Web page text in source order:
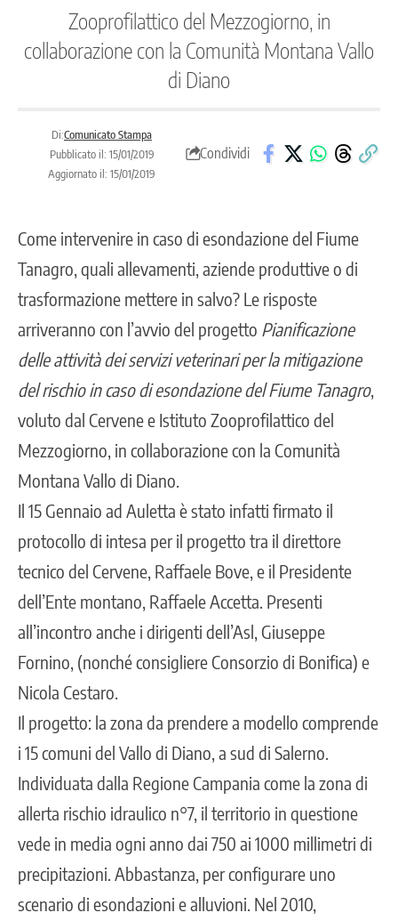
Zooprofilattico del Mezzogiorno, in
collaborazione con la Comunità Montana Vallo
di Diano
Di:Comunicato Stampa
Pubblicato il: 15/01/2019
Aggiornato il: 15/01/2019
Condividi
Come intervenire in caso di esondazione del Fiume
Tanagro, quali allevamenti, aziende produttive o di
trasformazione mettere in salvo? Le risposte
arriveranno con l’avvio del progetto Pianificazione
delle attività dei servizi veterinari per la mitigazione
del rischio in caso di esondazione del Fiume Tanagro,
voluto dal Cervene e Istituto Zooprofilattico del
Mezzogiorno, in collaborazione con la Comunità
Montana Vallo di Diano.
Il 15 Gennaio ad Auletta è stato infatti firmato il
protocollo di intesa per il progetto tra il direttore
tecnico del Cervene, Raffaele Bove, e il Presidente
dell’Ente montano, Raffaele Accetta. Presenti
all’incontro anche i dirigenti dell’Asl, Giuseppe
Fornino, (nonché consigliere Consorzio di Bonifica) e
Nicola Cestaro.
Il progetto: la zona da prendere a modello comprende
i 15 comuni del Vallo di Diano, a sud di Salerno.
Individuata dalla Regione Campania come la zona di
allerta rischio idraulico n°7, il territorio in questione
vede in media ogni anno dai 750 ai 1000 millimetri di
precipitazioni. Abbastanza, per configurare uno
scenario di esondazioni e alluvioni. Nel 2010,